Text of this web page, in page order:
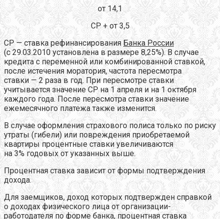
от 14,1
CР + от 3,5
СР — ставка рефинансирования Банка России
(с 29.03.2010 установлена в размере 8,25%). В случае
кредита с переменной или комбинированной ставкой,
после истечения моратория, частота пересмотра
ставки — 2 раза в год. При пересмотре ставки
учитывается значение СР на 1 апреля и на 1 октября
каждого года. После пересмотра ставки значение
ежемесячного платежа также изменится.
В случае оформления страхового полиса только по риску
утраты (гибели) или повреждения приобретаемой
квартиры процентные ставки увеличиваются
на 3% годовых от указанных выше.
Процентная ставка зависит от формы подтверждения
дохода.
Для заемщиков, доход которых подтвержден справкой
о доходах физического лица от организации-
работодателя по форме банка, процентная ставка